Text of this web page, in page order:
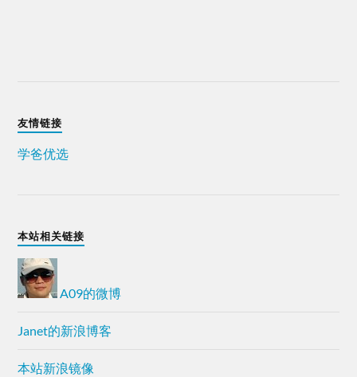
友情链接
学爸优选
本站相关链接
A09的微博
Janet的新浪博客
本站新浪镜像